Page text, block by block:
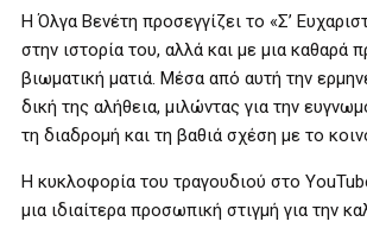
Η Όλγα Βενέτη προσεγγίζει το «Σ’
στην ιστορία του, αλλά και με μια καθαρά
βιωματική ματιά. Μέσα από αυτή την
δική της αλήθεια, μιλώντας για την
τη διαδρομή και τη βαθιά σχέση με το
Η κυκλοφορία του τραγουδιού στο
μια ιδιαίτερα προσωπική στιγμή για την